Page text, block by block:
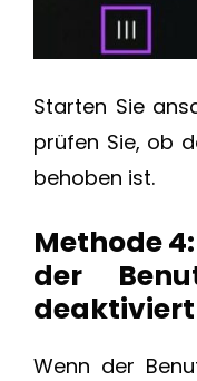
Starten Sie
prüfen Sie, ob
behoben ist.
Methode
der
Wenn der